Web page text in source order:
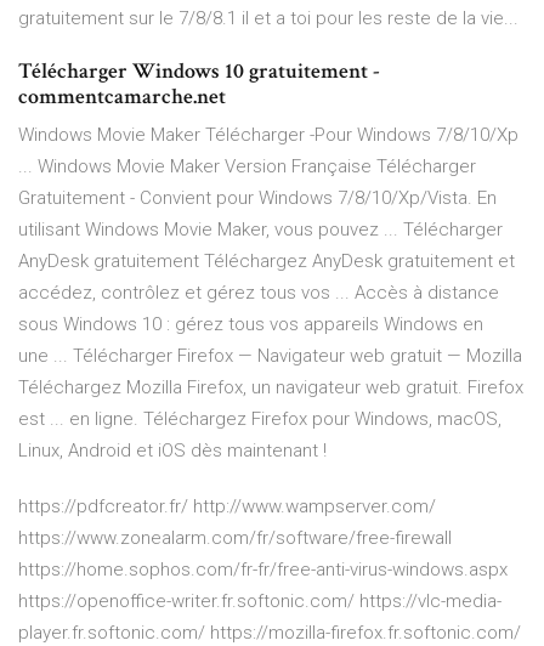
gratuitement sur le 7/8/8.1 il et a toi pour les reste de la vie...
Télécharger Windows 10 gratuitement -
commentcamarche.net
Windows Movie Maker Télécharger -Pour Windows 7/8/10/Xp
... Windows Movie Maker Version Française Télécharger
Gratuitement - Convient pour Windows 7/8/10/Xp/Vista. En
utilisant Windows Movie Maker, vous pouvez ... Télécharger
AnyDesk gratuitement Téléchargez AnyDesk gratuitement et
accédez, contrôlez et gérez tous vos ... Accès à distance
sous Windows 10 : gérez tous vos appareils Windows en
une ... Télécharger Firefox — Navigateur web gratuit — Mozilla
Téléchargez Mozilla Firefox, un navigateur web gratuit. Firefox
est ... en ligne. Téléchargez Firefox pour Windows, macOS,
Linux, Android et iOS dès maintenant !
https://pdfcreator.fr/ http://www.wampserver.com/
https://www.zonealarm.com/fr/software/free-firewall
https://home.sophos.com/fr-fr/free-anti-virus-windows.aspx
https://openoffice-writer.fr.softonic.com/ https://vlc-media-
player.fr.softonic.com/ https://mozilla-firefox.fr.softonic.com/